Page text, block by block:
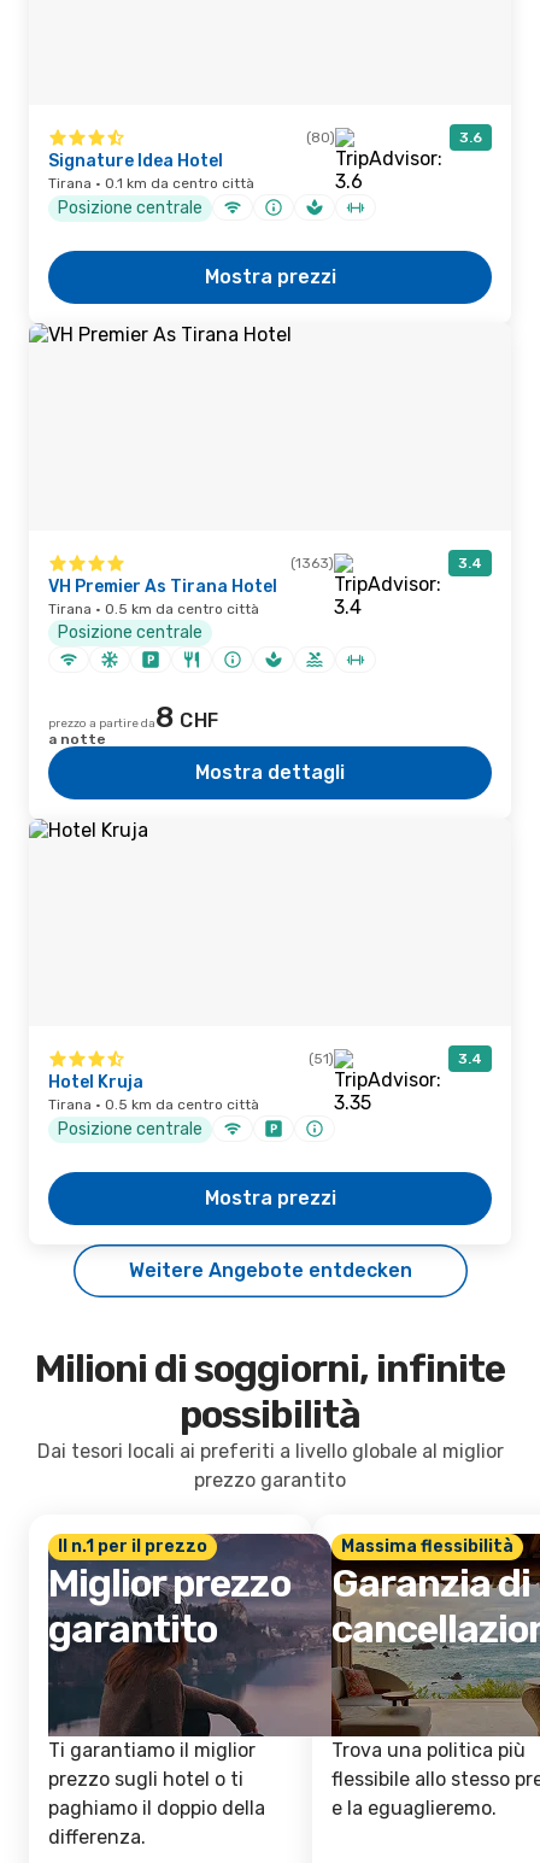
(80) 3.6
Signature Idea Hotel
Tirana · 0.1 km da centro città
Posizione centrale
Mostra prezzi
(1363) 3.4
VH Premier As Tirana Hotel
Tirana · 0.5 km da centro città
Posizione centrale
prezzo a partire da8 CHF
a notte
Mostra dettagli
(51) 3.4
Hotel Kruja
Tirana · 0.5 km da centro città
Posizione centrale
Mostra prezzi
Weitere Angebote entdecken
Milioni di soggiorni, infinite
possibilità
Dai tesori locali ai preferiti a livello globale al miglior
prezzo garantito
Il n.1 per il prezzo
Miglior prezzo
garantito
Ti garantiamo il miglior
prezzo sugli hotel o ti
paghiamo il doppio della
differenza.
Massima flessibilità
Garanzia di
Trova una politica più
flessibile allo stesso
e la eguaglieremo.